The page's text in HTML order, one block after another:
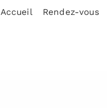
Accueil Rendez-vous